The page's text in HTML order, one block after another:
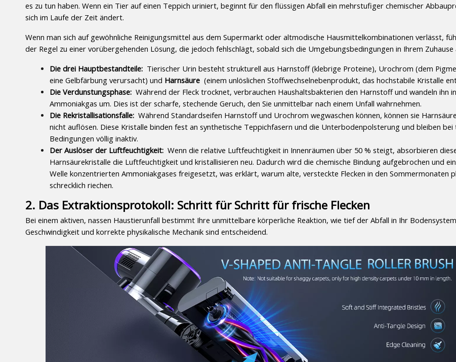
es zu tun haben. Wenn ein Tier auf einen Teppich uriniert, beginnt für den flüssigen Abfall ein mehrstufiger chemischer
sich im Laufe der Zeit ändert.
Wenn man sich auf gewöhnliche Reinigungsmittel aus dem Supermarkt oder altmodische Hausmittelkombinationen verlässt,
der Regel zu einer vorübergehenden Lösung, die jedoch fehlschlägt, sobald sich die Umgebungsbedingungen in Ihrem Zuhause
Die drei Hauptbestandteile: Tierischer Urin besteht strukturell aus Harnstoff (klebrige Proteine), Urochrom (dem
eine Gelbfärbung verursacht) und Harnsäure (einem unlöslichen Stoffwechselnebenprodukt, das hochstabile Kristalle
Die Verdunstungsphase: Während der Fleck trocknet, verbrauchen Haushaltsbakterien den Harnstoff und wandeln ihn
Ammoniakgas um. Dies ist der scharfe, stechende Geruch, den Sie unmittelbar nach einem Unfall wahrnehmen.
Die Rekristallisationsfalle: Während Standardseifen Harnstoff und Urochrom wegwaschen können, können sie
nicht auflösen. Diese Kristalle binden fest an synthetische Teppichfasern und die Unterbodenpolsterung und bleiben bei
Bedingungen völlig inaktiv.
Der Auslöser der Luftfeuchtigkeit: Wenn die relative Luftfeuchtigkeit in Innenräumen über 50 % steigt, absorbieren
Harnsäurekristalle die Luftfeuchtigkeit und kristallisieren neu. Dadurch wird die chemische Bindung aufgebrochen und
Welle konzentrierten Ammoniakgases freigesetzt, was erklärt, warum alte, versteckte Flecken in den Sommermonaten
schrecklich riechen.
2. Das Extraktionsprotokoll: Schritt für Schritt für frische Flecken
Bei einem aktiven, nassen Haustierunfall bestimmt Ihre unmittelbare körperliche Reaktion, wie tief der Abfall in Ihr
Geschwindigkeit und korrekte physikalische Mechanik sind entscheidend.